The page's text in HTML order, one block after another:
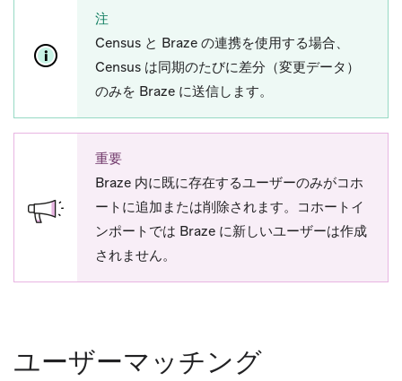
注
Census と Braze の連携を使用する場合、
Census は同期のたびに差分（変更データ）
のみを Braze に送信します。
重要
Braze 内に既に存在するユーザーのみがコホ
ートに追加または削除されます。コホートイ
ンポートでは Braze に新しいユーザーは作成
されません。
ユーザーマッチング